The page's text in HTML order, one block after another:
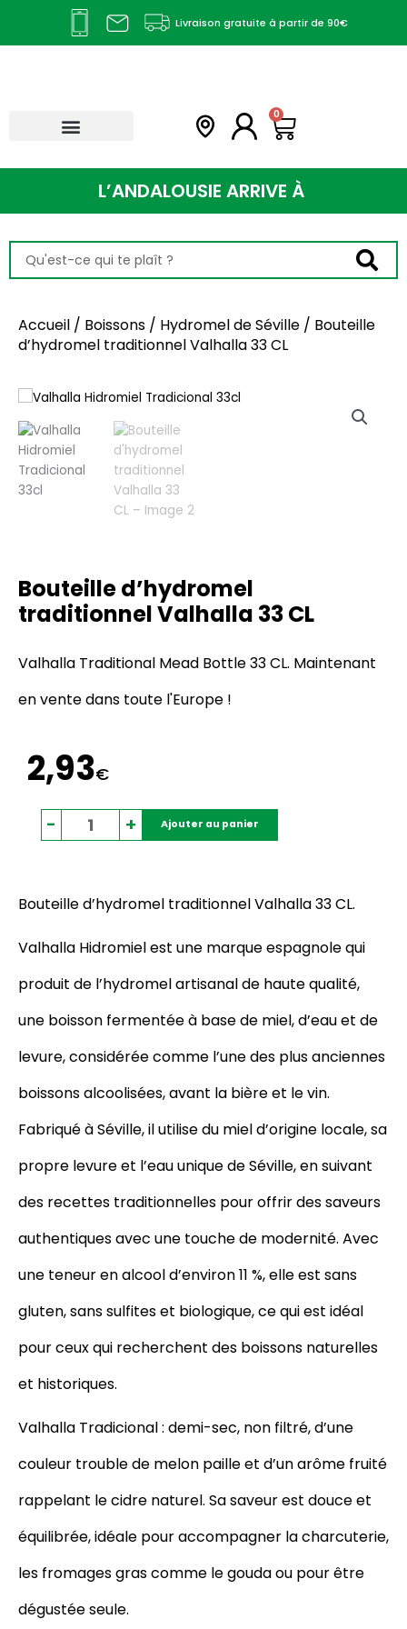
contenu
Livraison gratuite à partir de 90€
0
Panier
L’ANDALOUSIE ARRIVE À
Search
Accueil / Boissons / Hydromel de Séville / Bouteille
d’hydromel traditionnel Valhalla 33 CL
Bouteille d’hydromel
traditionnel Valhalla 33 CL
Valhalla Traditional Mead Bottle 33 CL. Maintenant
en vente dans toute l'Europe !
2,93€
-
quantité
de
traditionnel
Valhalla
CL
+ Ajouter au panier
Bouteille d’hydromel traditionnel Valhalla 33 CL.
Valhalla Hidromiel est une marque espagnole qui
produit de l’hydromel artisanal de haute qualité,
une boisson fermentée à base de miel, d’eau et de
levure, considérée comme l’une des plus anciennes
boissons alcoolisées, avant la bière et le vin.
Fabriqué à Séville, il utilise du miel d’origine locale, sa
propre levure et l’eau unique de Séville, en suivant
des recettes traditionnelles pour offrir des saveurs
authentiques avec une touche de modernité. Avec
une teneur en alcool d’environ 11 %, elle est sans
gluten, sans sulfites et biologique, ce qui est idéal
pour ceux qui recherchent des boissons naturelles
et historiques.
Valhalla Tradicional : demi-sec, non filtré, d’une
couleur trouble de melon paille et d’un arôme fruité
rappelant le cidre naturel. Sa saveur est douce et
équilibrée, idéale pour accompagner la charcuterie,
les fromages gras comme le gouda ou pour être
dégustée seule.